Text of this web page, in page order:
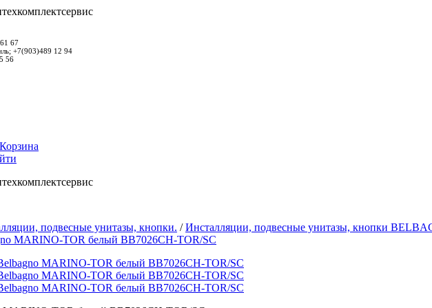
67
+7(903)489 12 94
56
Корзина
подвесные унитазы, кнопки. /Инсталляции, подвесные унитазы, кнопки